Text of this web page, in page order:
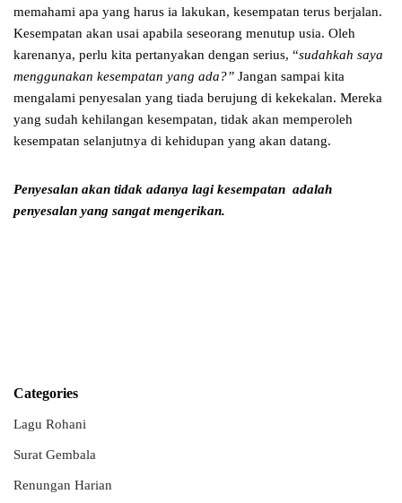
memahami apa yang harus ia lakukan, kesempatan terus berjalan.
Kesempatan akan usai apabila seseorang menutup usia. Oleh
karenanya, perlu kita pertanyakan dengan serius, “sudahkah saya
menggunakan kesempatan yang ada?” Jangan sampai kita
mengalami penyesalan yang tiada berujung di kekekalan. Mereka
yang sudah kehilangan kesempatan, tidak akan memperoleh
kesempatan selanjutnya di kehidupan yang akan datang.
Penyesalan akan tidak adanya lagi kesempatan adalah
penyesalan yang sangat mengerikan.
Categories
Lagu Rohani
Surat Gembala
Renungan Harian